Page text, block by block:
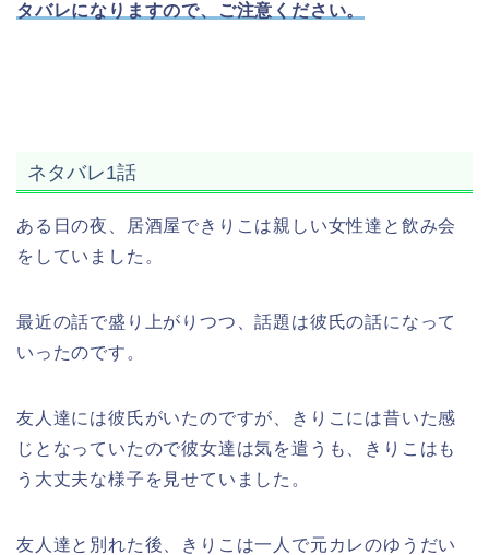
タバレになりますので、ご注意ください。
ネタバレ1話
ある日の夜、居酒屋できりこは親しい女性達と飲み会
をしていました。
最近の話で盛り上がりつつ、話題は彼氏の話になって
いったのです。
友人達には彼氏がいたのですが、きりこには昔いた感
じとなっていたので彼女達は気を遣うも、きりこはも
う大丈夫な様子を見せていました。
友人達と別れた後、きりこは一人で元カレのゆうだい